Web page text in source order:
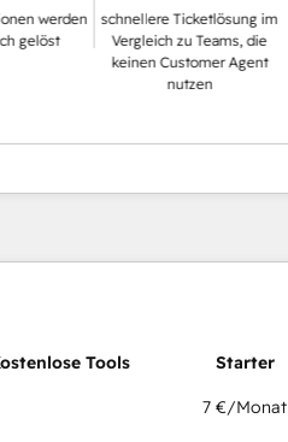
schnellere Ticketlösung im
Vergleich zu Teams, die
keinen Customer Agent
nutzen
7 €/Monat